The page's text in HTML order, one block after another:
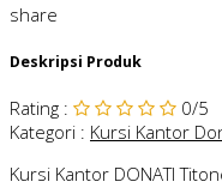
share
Deskripsi Produk
Rating : 0/5
Kategori : Kursi Kantor
Kursi Kantor DONATI